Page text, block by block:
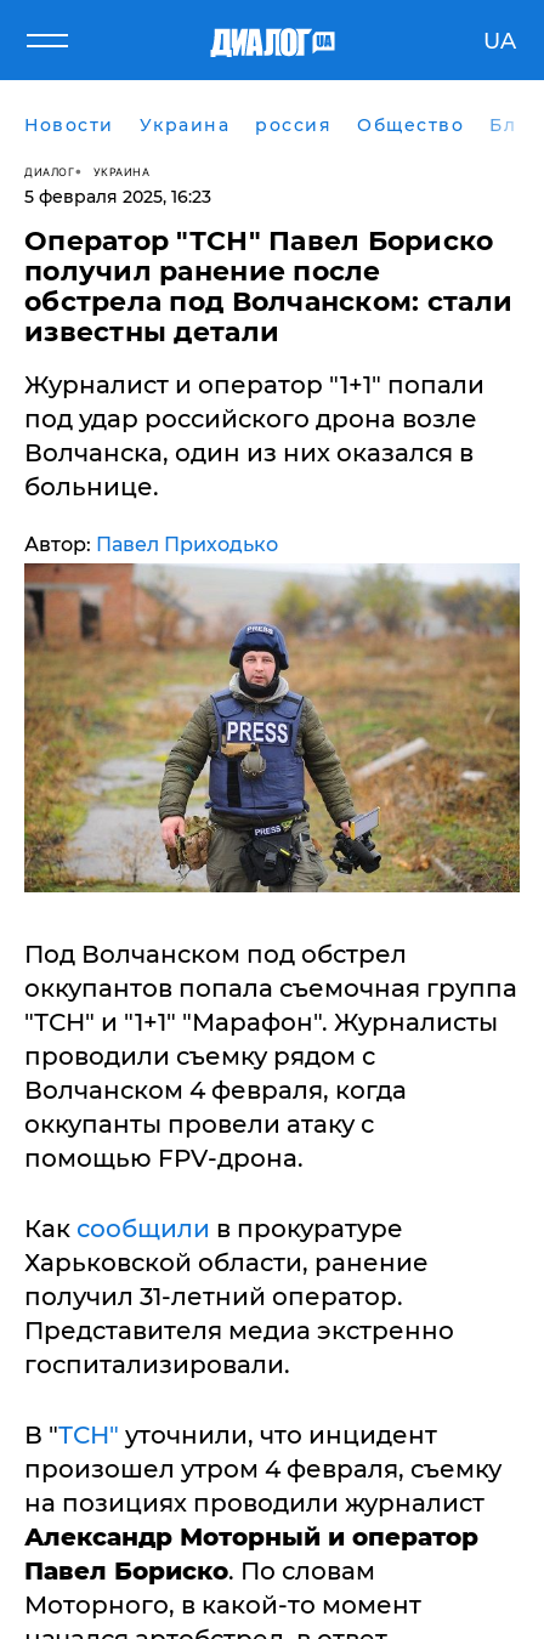
UA
Новости Украина россия Общество
ДИАЛОГ УКРАИНА
5 февраля 2025, 16:23
Оператор "ТСН" Павел Бориско
получил ранение после
обстрела под Волчанском: стали
известны детали
Журналист и оператор "1+1" попали
под удар российского дрона возле
Волчанска, один из них оказался в
больнице.
Автор: Павел Приходько
Под Волчанском под обстрел
оккупантов попала съемочная группа
"ТСН" и "1+1" "Марафон". Журналисты
проводили съемку рядом с
Волчанском 4 февраля, когда
оккупанты провели атаку с
помощью FPV-дрона.
Как сообщили в прокуратуре
Харьковской области, ранение
получил 31-летний оператор.
Представителя медиа экстренно
госпитализировали.
В "ТСН" уточнили, что инцидент
произошел утром 4 февраля, съемку
на позициях проводили журналист
Александр Моторный и оператор
Павел Бориско. По словам
Моторного, в какой-то момент